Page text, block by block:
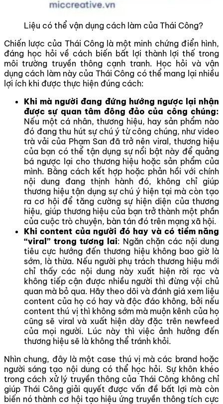
Liệu có thể vận dụng cách làm của Thái Công?
Chiến lược của Thái Công là một minh chứng điển hình,
đáng học hỏi về cách biến bất lợi thành lợi thế trong
môi trường truyền thông cạnh tranh. Học hỏi và vận
dụng cách làm này của Thái Công có thể mang lại nhiều
lợi ích khi được thực hiện đúng cách:
Khi mà người đang đứng hướng ngược lại nhận
được sự quan tâm đông đảo của công chúng:
Nếu một cá nhân, thương hiệu, hay sản phẩm nào
đó đang thu hút sự chú ý từ công chúng, như video
trà vải của Phạm San đã trở nên viral, thương hiệu
của bạn có thể tận dụng sự nổi bật này để quảng
bá ngược lại cho thương hiệu hoặc sản phẩm của
mình. Bằng cách kết hợp hoặc phản hồi với chính
nội dung đang thịnh hành đó, không chỉ giúp
thương hiệu tận dụng sự chú ý hiện tại mà còn tạo
ra cơ hội để tăng cường sự hiện diện của thương
hiệu, giúp thương hiệu của bạn trở thành một phần
của cuộc trò chuyện, bàn tán đó trên mạng xã hội.
Khi content của người đó hay và có tiềm năng
“viral” trong tương lai: Ngăn chặn các nội dung
tiêu cực hướng đến thương hiệu không bao giờ là
sớm, là thừa. Nếu người phụ trách thương hiệu mới
chỉ thấy các nội dung này xuất hiện rời rạc và
không tiếp cận được nhiều người thì đừng vội chủ
quan mà bỏ qua. Hãy theo dõi và đánh giá xem liệu
content của họ có hay và độc đáo không, bởi nếu
content thú vị thì không sớm mà muộn kênh của họ
cũng sẽ viral và xuất hiện dày đặc trên newfeed
của mọi người. Lúc này thì việc ảnh hưởng đến
thương hiệu sẽ là không thể tránh khỏi.
Nhìn chung, đây là một case thú vị mà các brand hoặc
người sáng tạo nội dung có thể học hỏi. Sự khôn khéo
trong cách xử lý truyền thông của Thái Công không chỉ
giúp Thái Công giải quyết được vấn đề bất lợi mà còn
biến nó thành cơ hội tạo hiệu ứng truyền thông tích cực